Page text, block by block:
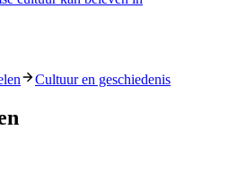
Cultuur en geschiedenis